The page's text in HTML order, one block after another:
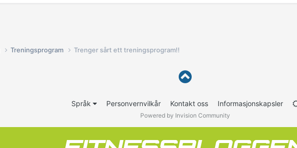
Treningsprogram Trenger sårt ett treningsprogram!!
Språk Personvernvilkår Kontakt oss Informasjonskapsler
Powered by Invision Community